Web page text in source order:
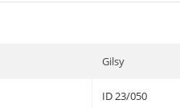
Gilsy
ID 23/050